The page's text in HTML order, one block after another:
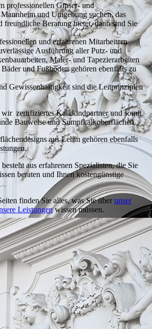
professionellen Gipser- und
und Umgebung suchen, das
freundliche Beratung bietet, dann sind Sie
und erfahrenen Mitarbeitern
Ausführung aller Putz- und
Maler- und Tapezierarbeiten
und Fußböden gehören ebenfalls zu
Gewissenhaftigkeit sind die Leitprinzipien
wir zertifiziertes Kalkkindpartner und somit
Bauweise und Sumpfkalkoberflächen.
aus Lehm gehören ebenfalls
aus erfahrenen Spezialisten, die Sie
beraten und Ihnen kostengünstige
finden Sie alles, was Sie über unser
Leistungenwissen müssen.